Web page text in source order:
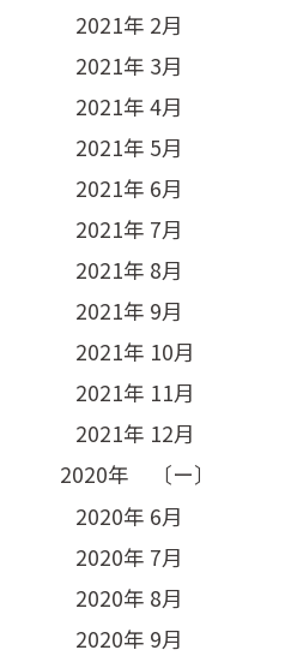
2021年 2月
2021年 3月
2021年 4月
2021年 5月
2021年 6月
2021年 7月
2021年 8月
2021年 9月
2021年 10月
2021年 11月
2021年 12月
2020年 〔ー〕
2020年 6月
2020年 7月
2020年 8月
2020年 9月